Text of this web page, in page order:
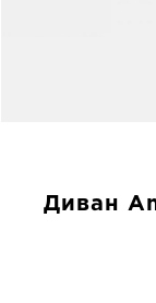
Диван